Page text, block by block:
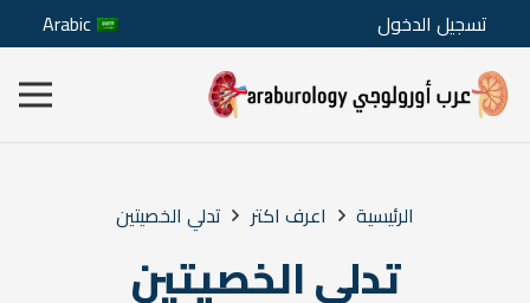
تسجيل الدخول Arabic
الرئيسية اعرف اكتر تدلي الخصيتين
تدلي الخصيتين